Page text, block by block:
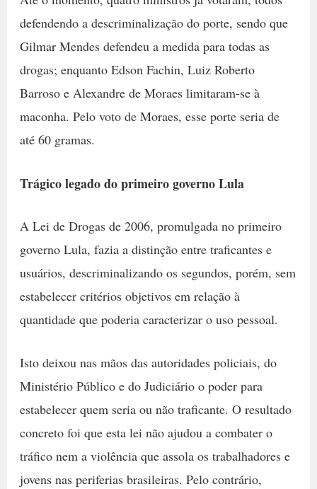
defendendo a descriminalização do porte, sendo que
Gilmar Mendes defendeu a medida para todas as
drogas; enquanto Edson Fachin, Luiz Roberto
Barroso e Alexandre de Moraes limitaram-se à
maconha. Pelo voto de Moraes, esse porte seria de
até 60 gramas.
Trágico legado do primeiro governo Lula
A Lei de Drogas de 2006, promulgada no primeiro
governo Lula, fazia a distinção entre traficantes e
usuários, descriminalizando os segundos, porém, sem
estabelecer critérios objetivos em relação à
quantidade que poderia caracterizar o uso pessoal.
Isto deixou nas mãos das autoridades policiais, do
Ministério Público e do Judiciário o poder para
estabelecer quem seria ou não traficante. O resultado
concretofoi que esta lei não ajudou a combater o
tráfico nem a violência que assola os trabalhadores e
jovens nas periferias brasileiras. Pelo contrário,